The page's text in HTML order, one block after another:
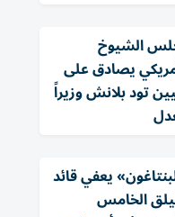
الشيوخ
يصادق على
تود بلانش وزيراً
يعفي قائد
الخامس